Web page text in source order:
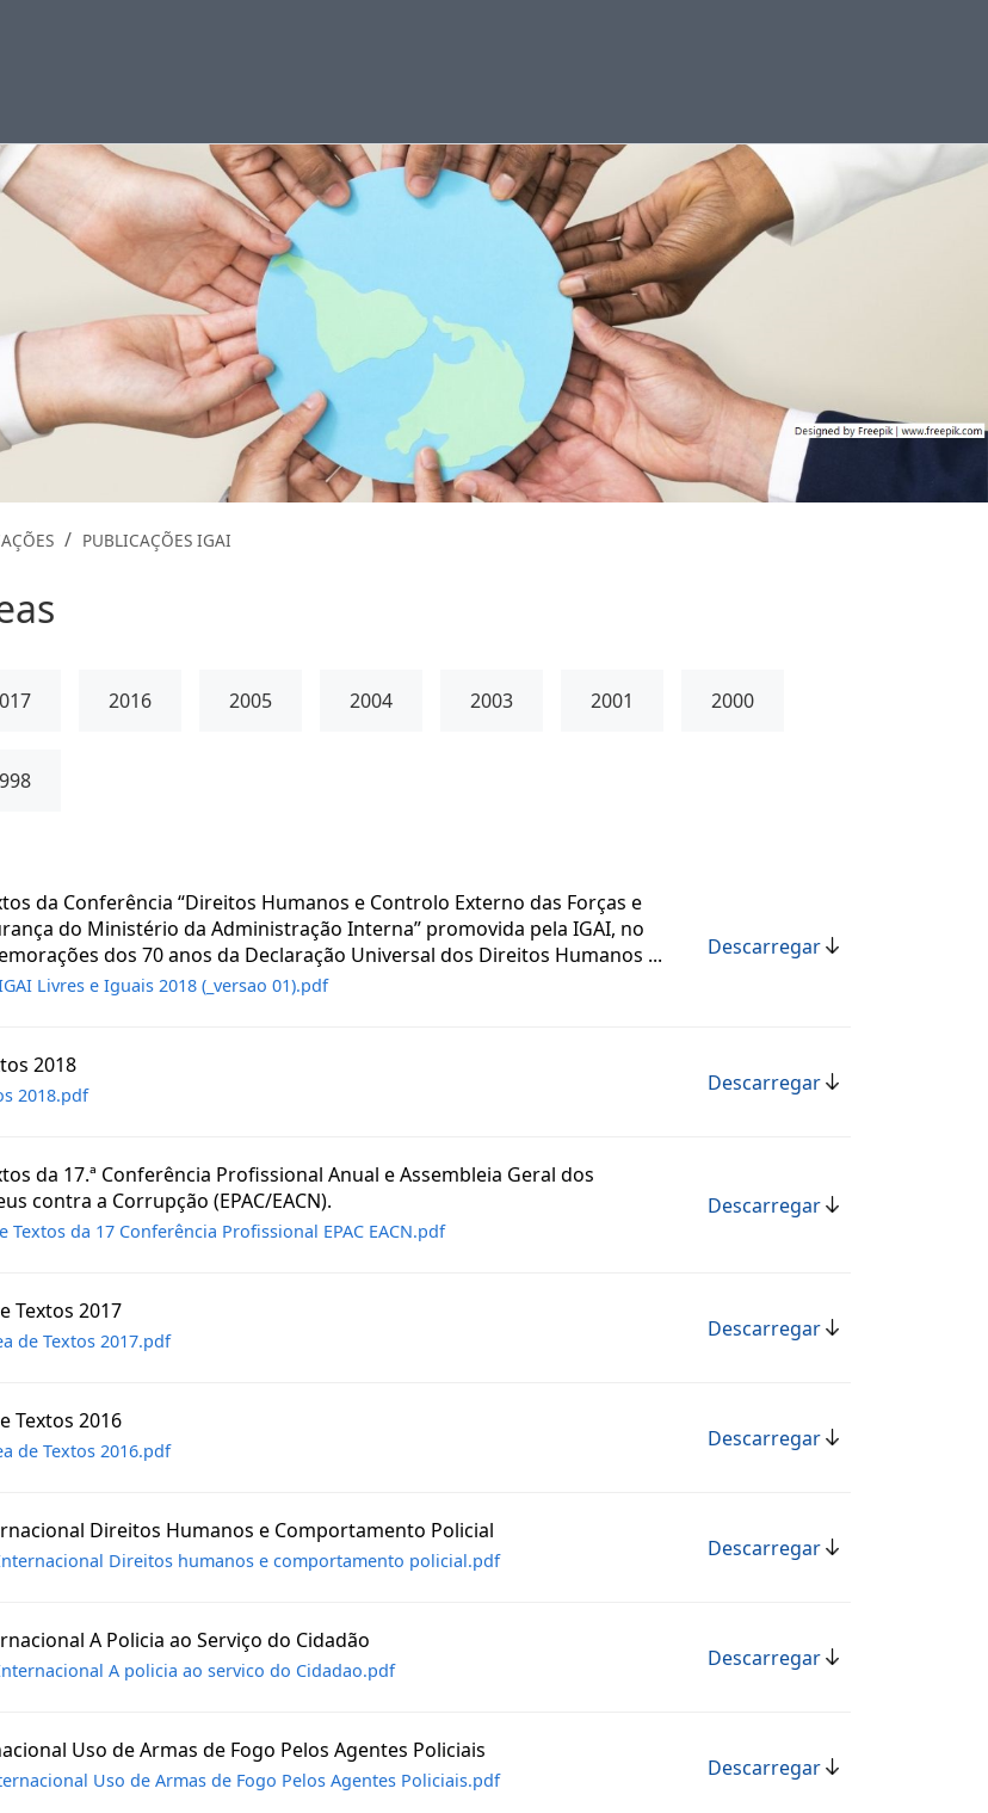
/ PUBLICAÇÕES IGAI
2016 2005 2004 2003 2001 2000
da Conferência “Direitos Humanos e Controlo Externo das Forças e
do Ministério da Administração Interna” promovida pela IGAI, no
dos 70 anos da Declaração Universal dos Direitos Humanos ...
Livres e Iguais 2018 (_versao 01).pdf
Descarregar
2018
2018.pdf Descarregar
da 17.ª Conferência Profissional Anual e Assembleia Geral dos
contra a Corrupção (EPAC/EACN).
Textos da 17 Conferência Profissional EPAC EACN.pdf
Descarregar
Textos 2017
de Textos 2017.pdf Descarregar
Textos 2016
de Textos 2016.pdf Descarregar
Direitos Humanos e Comportamento Policial
Direitos humanos e comportamento policial.pdf Descarregar
A Policia ao Serviço do Cidadão
A policia ao servico do Cidadao.pdf Descarregar
Uso de Armas de Fogo Pelos Agentes Policiais
Uso de Armas de Fogo Pelos Agentes Policiais.pdf Descarregar